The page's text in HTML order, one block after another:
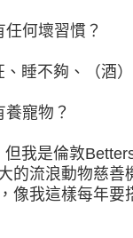
何壞習慣？
、睡不夠、（酒
寵物？
但我是倫敦
的流浪動物慈
像我這樣每年